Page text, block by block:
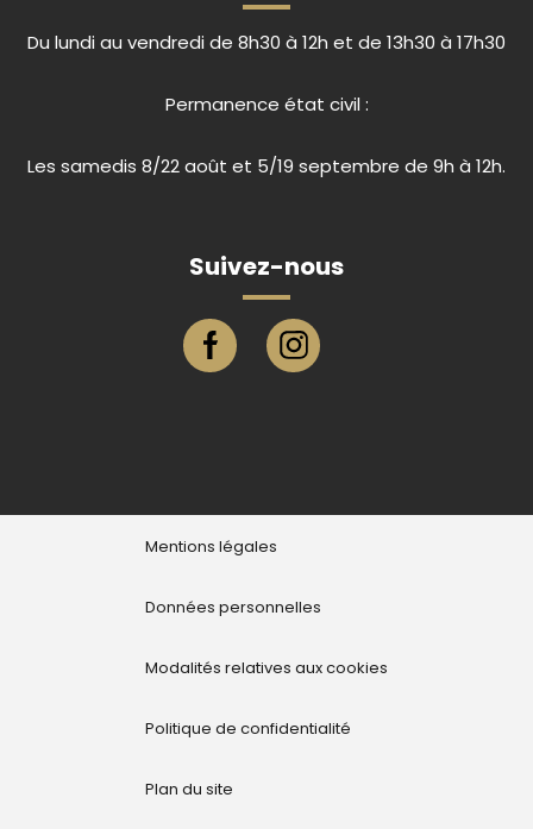
Du lundi au vendredi de 8h30 à 12h et de 13h30 à 17h30
Permanence état civil :
Les samedis 8/22 août et 5/19 septembre de 9h à 12h.
Suivez-nous
Page facebook ville de Eu
Compte instagram ville de
Mentions légales
Données personnelles
Modalités relatives aux cookies
Politique de confidentialité
Plan du site